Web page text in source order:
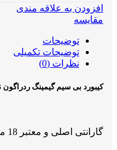
افزودن به علاقه مندی
مقایسه
توضیحات
توضیحات تکمیلی
نظرات (0)
کیبورد بی سیم گیمینگ ردراگون REDRAGON GAMING K732MC PRO RGB
گارانتی اصلی و معتبر 18 ماه تعویض تخت جمشید